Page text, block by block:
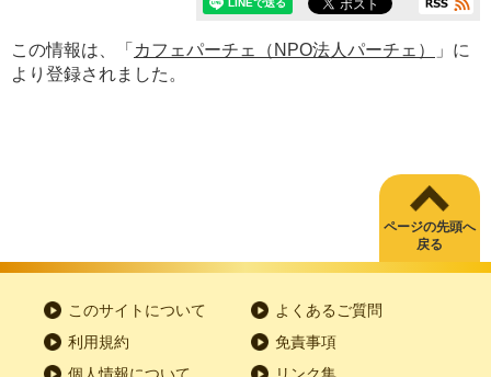
この情報は、「 カフェパーチェ（NPO法人パーチェ）
」に
より登録されました。
ページの先頭へ
戻る
このサイトについて
よくあるご質問
利用規約
免責事項
個人情報について
リンク集